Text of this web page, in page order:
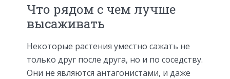
Что рядом с чем лучше
высаживать
Некоторые растения уместно сажать не
только друг после друга, но и по соседству.
Они не являются антагонистами, и даже